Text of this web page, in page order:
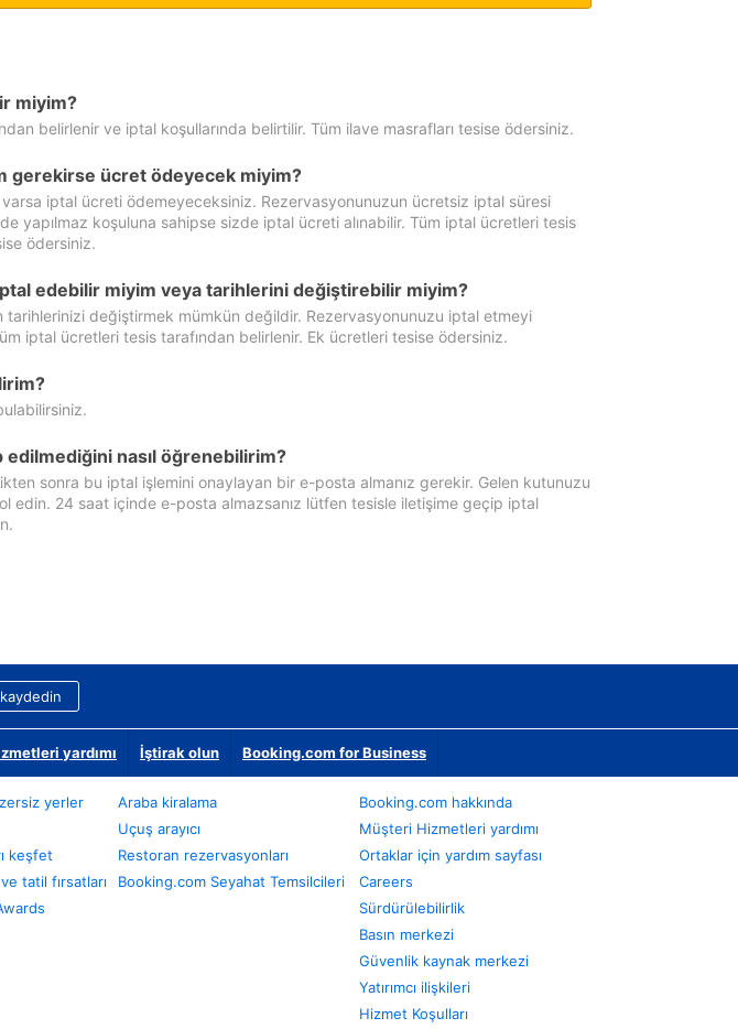
miyim?
belirlenir ve iptal koşullarında belirtilir. Tüm ilave masrafları tesise ödersiniz.
gerekirse ücret ödeyecek miyim?
iptal ücreti ödemeyeceksiniz. Rezervasyonunuzun ücretsiz iptal süresi
yapılmaz koşuluna sahipse sizde iptal ücreti alınabilir. Tüm iptal ücretleri tesis
ödersiniz.
edebilir miyim veya tarihlerini değiştirebilir miyim?
tarihlerinizi değiştirmek mümkün değildir. Rezervasyonunuzu iptal etmeyi
iptal ücretleri tesis tarafından belirlenir. Ek ücretleri tesise ödersiniz.
nasıl öğrenebilirim?
sonra bu iptal işlemini onaylayan bir e-posta almanız gerekir. Gelen kutunuzu
edin. 24 saat içinde e-posta almazsanız lütfen tesisle iletişime geçip iptal
yardımı İştirak olun Booking.com for Business
yerler
keşfet
tatil fırsatları
Araba kiralama
Uçuş arayıcı
Restoran rezervasyonları
Booking.com Seyahat Temsilcileri
Booking.com hakkında
Müşteri Hizmetleri yardımı
Ortaklar için yardım sayfası
Careers
Sürdürülebilirlik
Basın merkezi
Güvenlik kaynak merkezi
Yatırımcı ilişkileri
Hizmet Koşulları